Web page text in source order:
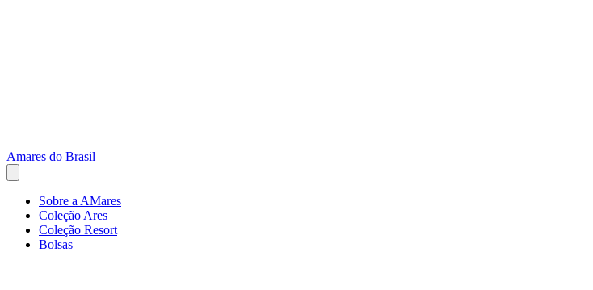
Amares do Brasil
Sobre a AMares
Coleção Ares
Coleção Resort
Bolsas